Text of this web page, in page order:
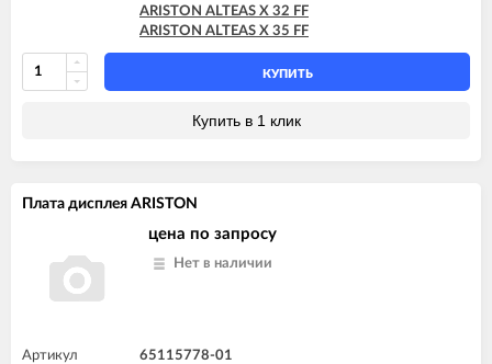
ARISTON ALTEAS X 32 FF
ARISTON ALTEAS X 35 FF
КУПИТЬ
Купить в 1 клик
Плата дисплея ARISTON
цена по запросу
Нет в наличии
Артикул 65115778-01